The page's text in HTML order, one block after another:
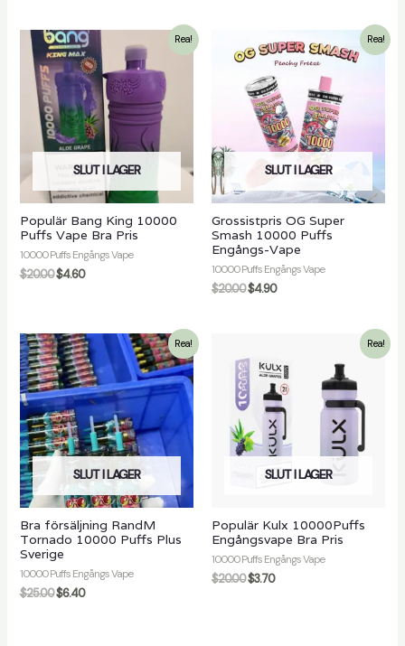
Rea!
SLUT I LAGER
Populär Bang King 10000
Puffs Vape Bra Pris
10000 Puffs Engångs Vape
$20.00$4.60
Rea!
SLUT I LAGER
Grossistpris OG Super
Smash 10000 Puffs
Engångs-Vape
10000 Puffs Engångs Vape
$20.00$4.90
Rea!
SLUT I LAGER
Bra försäljning RandM
Tornado 10000 Puffs Plus
Sverige
10000 Puffs Engångs Vape
$25.00$6.40
Rea!
SLUT I LAGER
Populär Kulx 10000Puffs
Engångsvape Bra Pris
10000 Puffs Engångs Vape
$20.00$3.70